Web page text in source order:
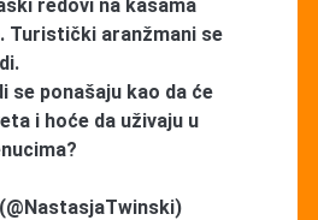
redovi na kasama
Turistički aranžmani se
se ponašaju kao da će
i hoće da uživaju u